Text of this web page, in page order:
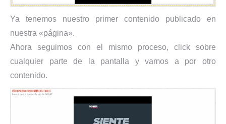
Ya tenemos nuestro primer contenido publicado en
nuestra «página».
Ahora seguimos con el mismo proceso, click sobre
cualquier parte de la pantalla y vamos a por otro
contenido.